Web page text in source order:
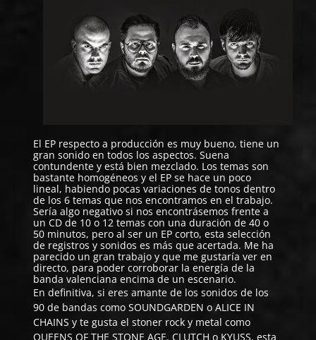
El EP respecto a producción es muy bueno, tiene un
gran sonido en todos los aspectos. Suena
contundente y está bien mezclado. Los temas son
bastante homogéneos y el EP se hace un poco
lineal, habiendo pocas variaciones de tonos dentro
de los 6 temas que nos encontramos en el trabajo.
Sería algo negativo si nos encontrásemos frente a
un CD de 10 o 12 temas con una duración de 40 o
50 minutos, pero al ser un EP corto, esta selección
de registros y sonidos es más que acertada. Me ha
parecido un gran trabajo y que me gustaría ver en
directo, para poder corroborar la energía de la
banda valenciana encima de un escenario.
En definitiva, si eres amante de los sonidos de los
90 de bandas como SOUNDGARDEN o ALICE IN
CHAINS y te gusta el stoner rock y metal como
QUEENS OF THE STONE AGE, CLUTCH o KYUSS, esta